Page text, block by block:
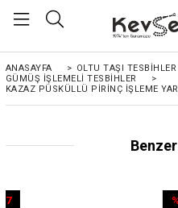
ANASAYFA > OLTU TAŞI TESBİHLER
GÜMÜŞ İŞLEMELİ TESBİHLER
>
KAZAZ PÜSKÜLLÜ PIRINÇ İŞLEME